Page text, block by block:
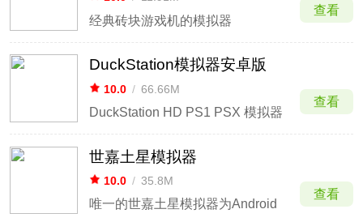
经典砖块游戏机的模拟器
查看
DuckStation模拟器安卓版
10.0 / 66.66M
DuckStation HD PS1 PSX 模拟器
查看
世嘉土星模拟器
10.0 / 35.8M
唯一的世嘉土星模拟器为Android
查看